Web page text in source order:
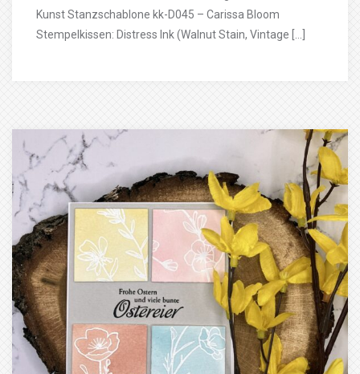
Kunst Stanzschablone kk-D045 – Carissa Bloom
Stempelkissen: Distress Ink (Walnut Stain, Vintage […]